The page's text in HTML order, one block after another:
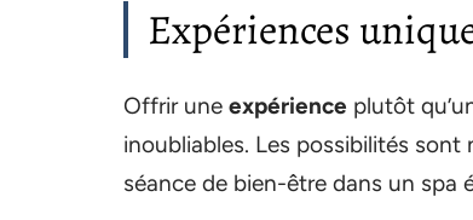
Expériences
Offrir une expérience plutôt
inoubliables. Les possibilités
séance de bien-être dans un spa